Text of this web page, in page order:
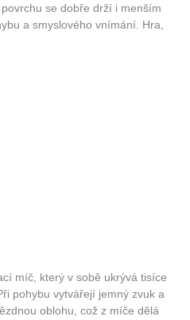
se dobře drží i menším
a smyslového vnímání. Hra,
míč, který v sobě ukrývá tisíce
pohybu vytvářejí jemný zvuk a
oblohu, což z míče dělá